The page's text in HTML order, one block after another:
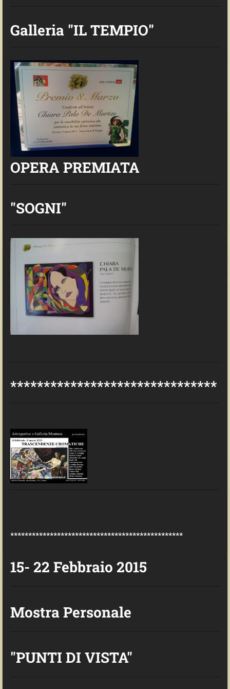
Galleria "IL TEMPIO"
OPERA PREMIATA
"SOGNI"
*******************************
************************************************
15- 22 Febbraio 2015
Mostra Personale
"PUNTI DI VISTA"